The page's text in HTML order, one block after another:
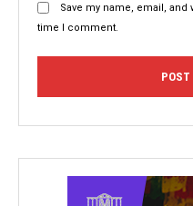
Save my name, email,
time I comment.